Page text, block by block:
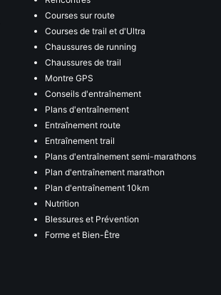
Courses sur route
Courses de trail et d'Ultra
Chaussures de running
Chaussures de trail
Montre GPS
Conseils d'entraînement
Plans d'entraînement
Entraînement route
Entraînement trail
Plans d'entraînement semi-marathons
Plan d'entraînement marathon
Plan d'entraînement 10km
Nutrition
Blessures et Prévention
Forme et Bien-Être